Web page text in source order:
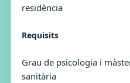
residència
Requisits
Grau de psicologia i
sanitària